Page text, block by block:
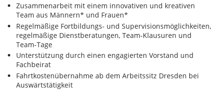
Zusammenarbeit mit einem innovativen und kreativen
Team aus Männern* und Frauen*
Regelmäßige Fortbildungs- und Supervisionsmöglichkeiten,
regelmäßige Dienstberatungen, Team-Klausuren und
Team-Tage
Unterstützung durch einen engagierten Vorstand und
Fachbeirat
Fahrtkostenübernahme ab dem Arbeitssitz Dresden bei
Auswärtstätigkeit